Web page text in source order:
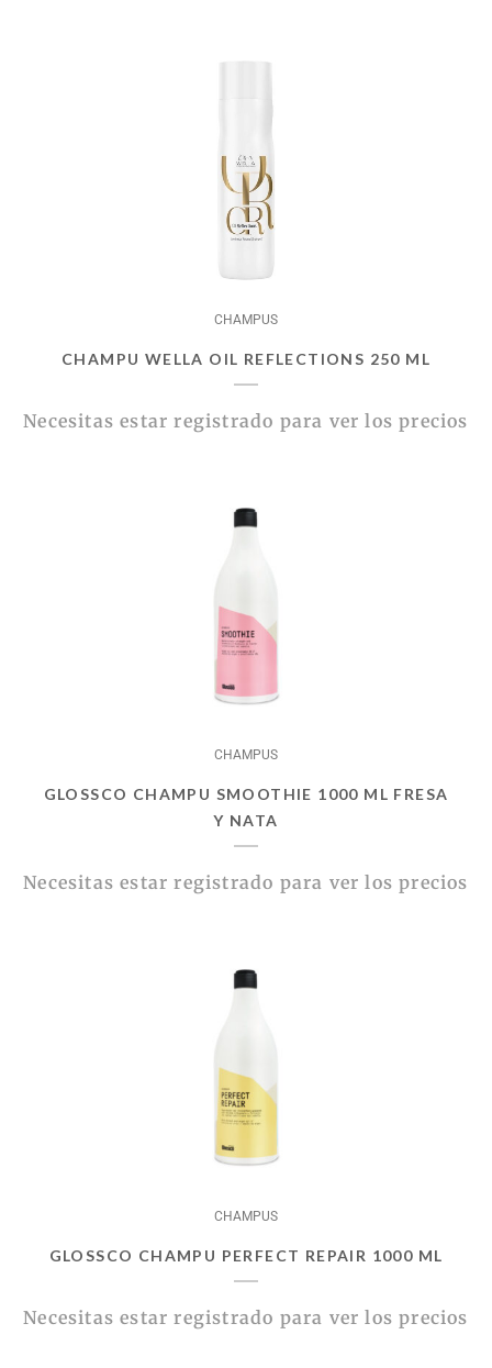
CHAMPUS
CHAMPU WELLA OIL REFLECTIONS 250 ML
Necesitas estar registrado para ver los precios
CHAMPUS
GLOSSCO CHAMPU SMOOTHIE 1000 ML FRESA
Y NATA
Necesitas estar registrado para ver los precios
CHAMPUS
GLOSSCO CHAMPU PERFECT REPAIR 1000 ML
Necesitas estar registrado para ver los precios